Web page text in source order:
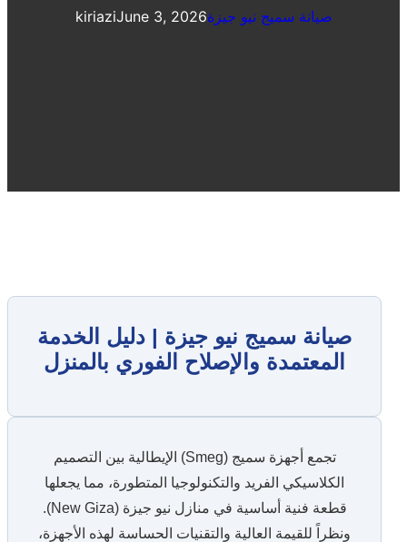
kiriaziJune 3, 2026صيانة سميج نيو جيزة
صيانة سميج نيو جيزة | دليل الخدمة
المعتمدة والإصلاح الفوري بالمنزل
تجمع أجهزة سميج (Smeg) الإيطالية بين التصميم
الكلاسيكي الفريد والتكنولوجيا المتطورة، مما يجعلها
قطعة فنية أساسية في منازل نيو جيزة (New Giza).
ونظراً للقيمة العالية والتقنيات الحساسة لهذه الأجهزة،